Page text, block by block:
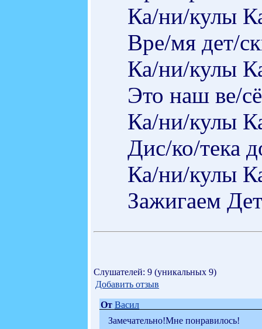
Ка/ни/кулы
Вре/мя дет/
Ка/ни/кулы
Это наш ве/
Ка/ни/кулы
Дис/ко/тека
Ка/ни/кулы
Зажигаем
Слушателей: 9 (уникальных 9)
Добавить отзыв
От Васил
Замечательно!Мне понравилось!